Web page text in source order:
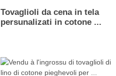
Tovaglioli da cena in tela
persunalizati in cotone ...